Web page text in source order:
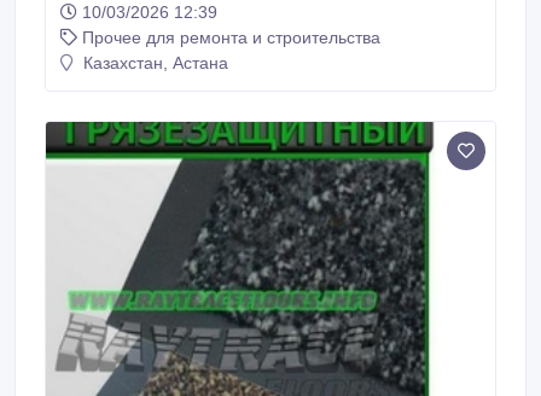
группах общественных зданий. Нескользящая
основа покрытий “COLLISEUM” составляет резина,
что не дает покрытию скользить на мраморе,
прочное покрытие.
10/03/2026 12:39
Прочее для ремонта и строительства
Казахстан, Астана